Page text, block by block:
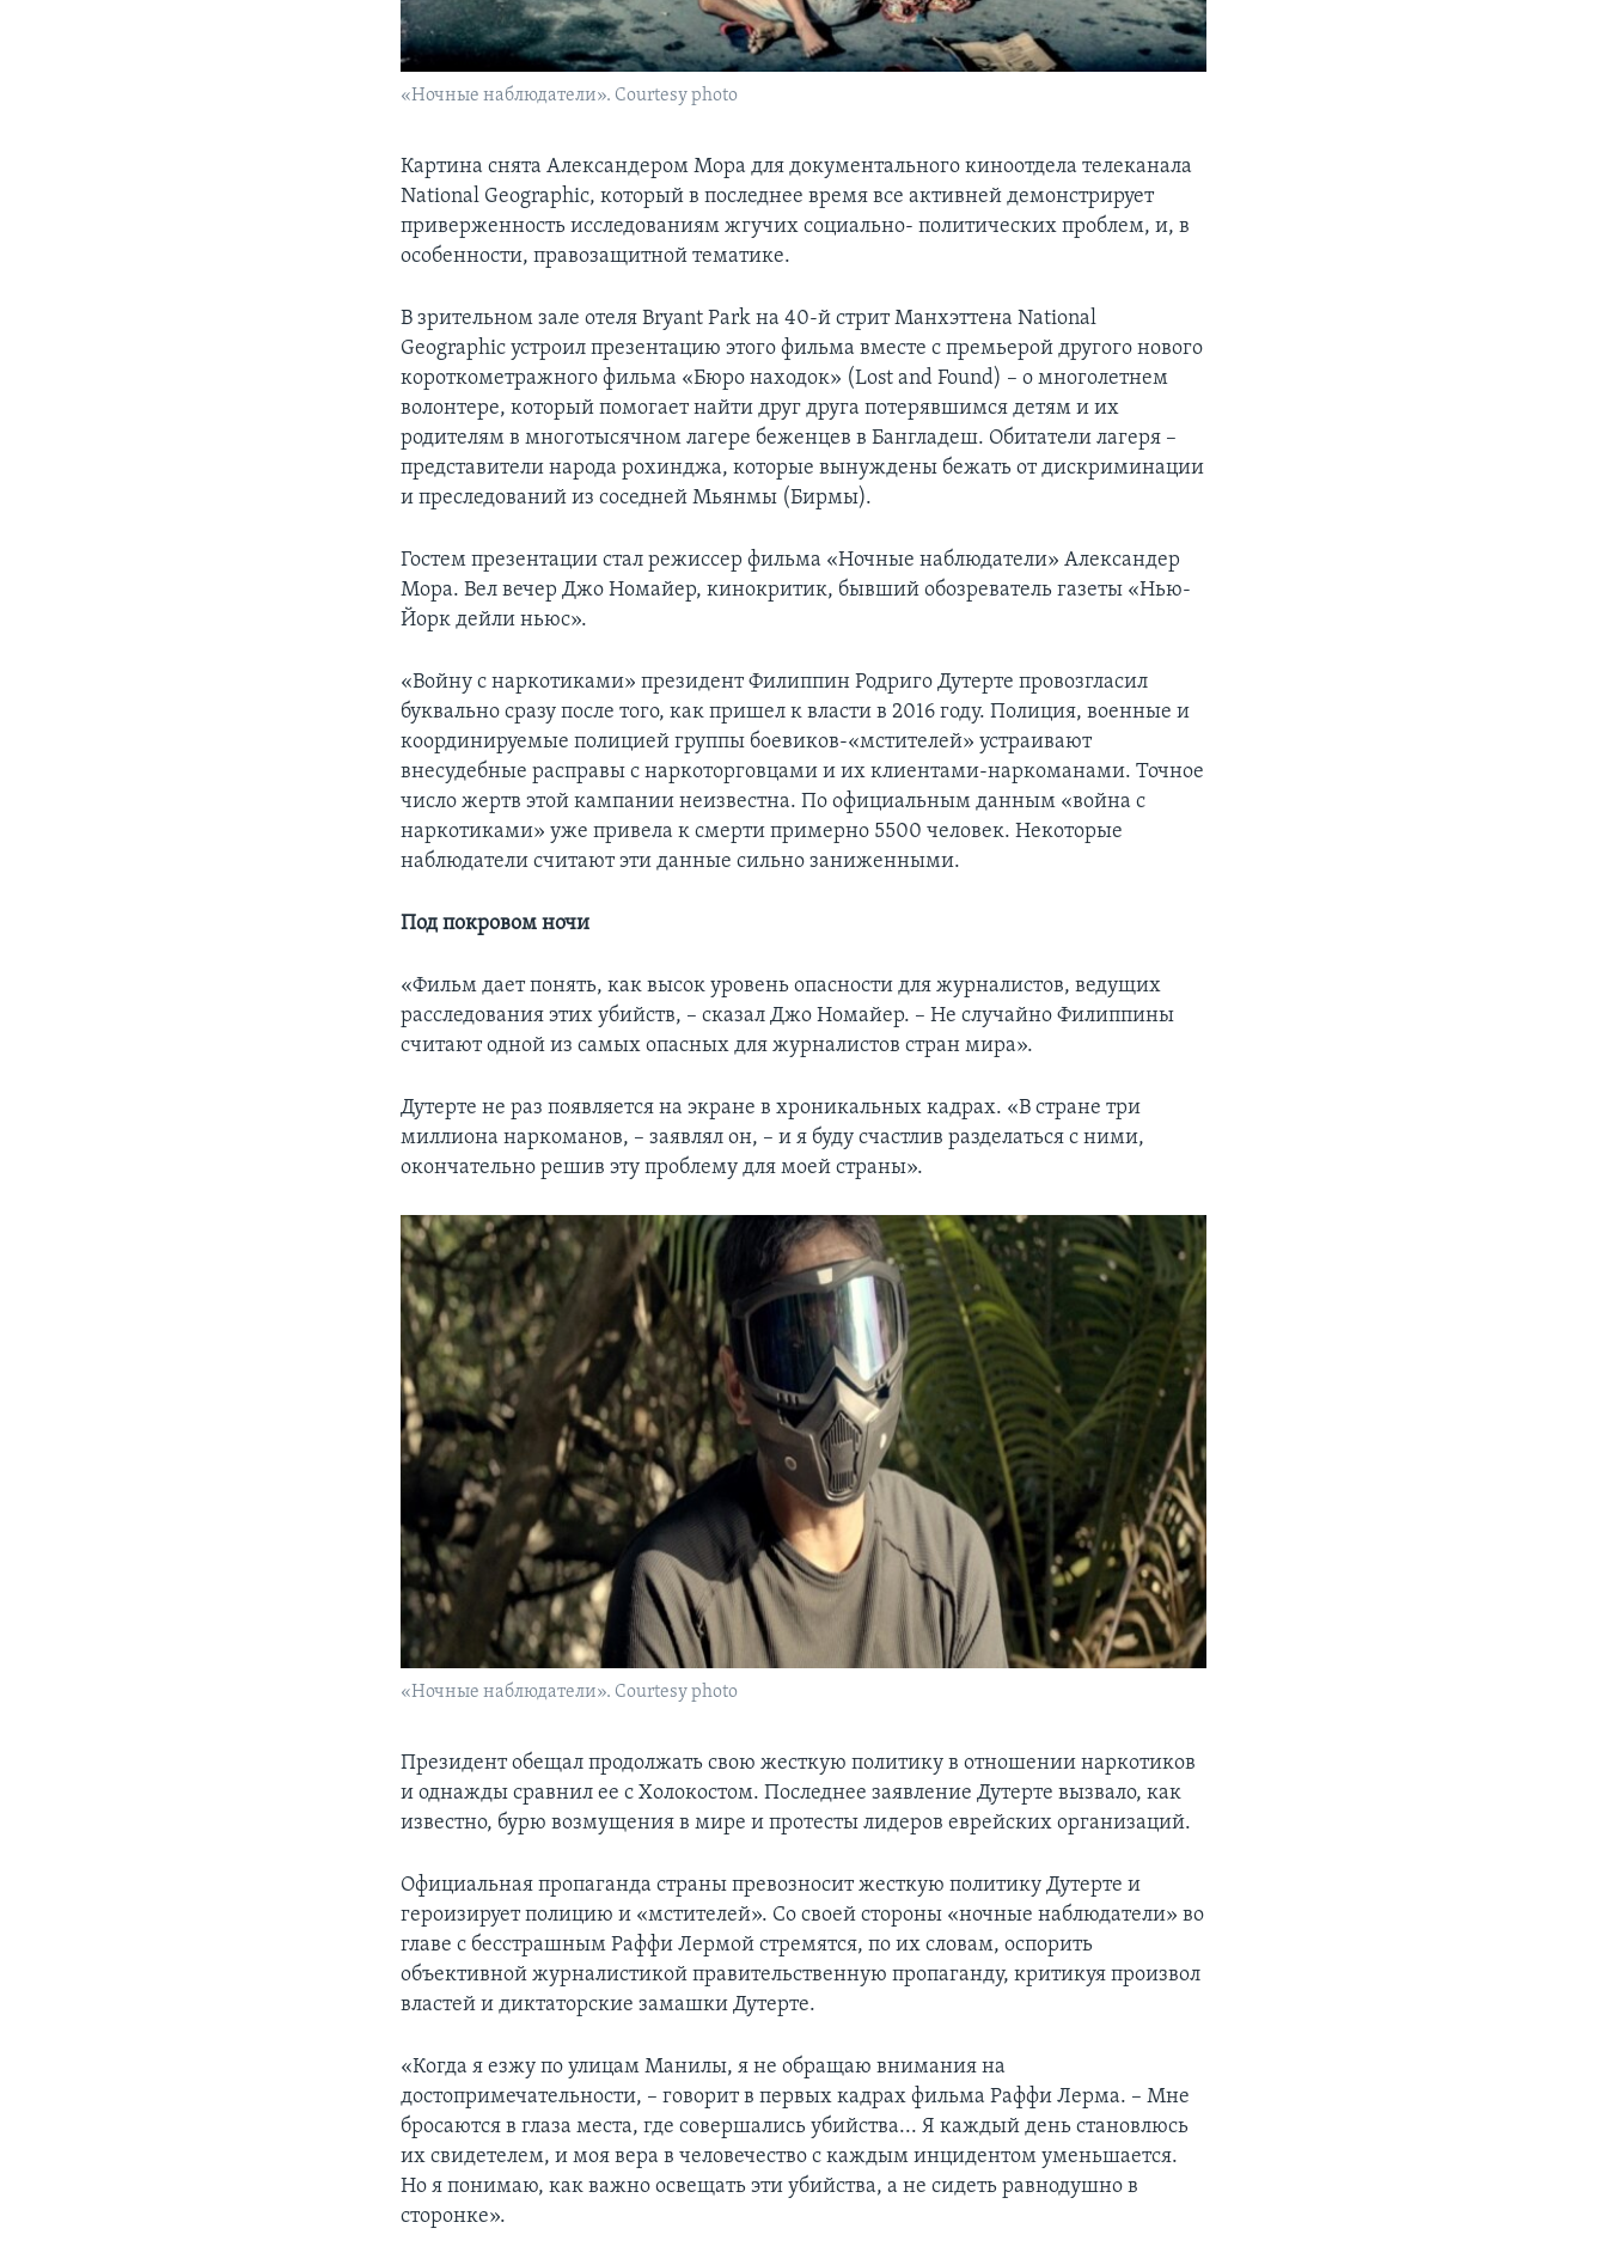
«Ночные наблюдатели». Courtesy photo
Картина снята Александером Мора для документального киноотдела телеканала
National Geographic, который в последнее время все активней демонстрирует
приверженность исследованиям жгучих социально- политических проблем, и, в
особенности, правозащитной тематике.
В зрительном зале отеля Bryant Park на 40-й стрит Манхэттена National
Geographic устроил презентацию этого фильма вместе с премьерой другого нового
короткометражного фильма «Бюро находок» (Lost and Found) – о многолетнем
волонтере, который помогает найти друг друга потерявшимся детям и их
родителям в многотысячном лагере беженцев в Бангладеш. Обитатели лагеря –
представители народа рохинджа, которые вынуждены бежать от дискриминации
и преследований из соседней Мьянмы (Бирмы).
Гостем презентации стал режиссер фильма «Ночные наблюдатели» Александер
Мора. Вел вечер Джо Номайер, кинокритик, бывший обозреватель газеты «Нью-
Йорк дейли ньюс».
«Войну с наркотиками» президент Филиппин Родриго Дутерте провозгласил
буквально сразу после того, как пришел к власти в 2016 году. Полиция, военные и
координируемые полицией группы боевиков-«мстителей» устраивают
внесудебные расправы с наркоторговцами и их клиентами-наркоманами. Точное
число жертв этой кампании неизвестна. По официальным данным «война с
наркотиками» уже привела к смерти примерно 5500 человек. Некоторые
наблюдатели считают эти данные сильно заниженными.
Под покровом ночи
«Фильм дает понять, как высок уровень опасности для журналистов, ведущих
расследования этих убийств, – сказал Джо Номайер. – Не случайно Филиппины
считают одной из самых опасных для журналистов стран мира».
Дутерте не раз появляется на экране в хроникальных кадрах. «В стране три
миллиона наркоманов, – заявлял он, – и я буду счастлив разделаться с ними,
окончательно решив эту проблему для моей страны».
«Ночные наблюдатели». Courtesy photo
Президент обещал продолжать свою жесткую политику в отношении наркотиков
и однажды сравнил ее с Холокостом. Последнее заявление Дутерте вызвало, как
известно, бурю возмущения в мире и протесты лидеров еврейских организаций.
Официальная пропаганда страны превозносит жесткую политику Дутерте и
героизирует полицию и «мстителей». Со своей стороны «ночные наблюдатели» во
главе с бесстрашным Раффи Лермой стремятся, по их словам, оспорить
объективной журналистикой правительственную пропаганду, критикуя произвол
властей и диктаторские замашки Дутерте.
«Когда я езжу по улицам Манилы, я не обращаю внимания на
достопримечательности, – говорит в первых кадрах фильма Раффи Лерма. – Мне
бросаются в глаза места, где совершались убийства... Я каждый день становлюсь
их свидетелем, и моя вера в человечество с каждым инцидентом уменьшается.
Но я понимаю, как важно освещать эти убийства, а не сидеть равнодушно в
сторонке».